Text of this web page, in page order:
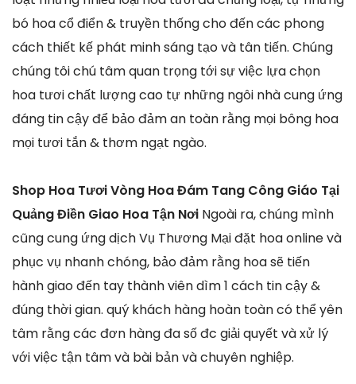
bó hoa cổ điển & truyền thống cho đến các phong
cách thiết kế phát minh sáng tạo và tân tiến. Chúng
chúng tôi chú tâm quan trọng tới sự việc lựa chọn
hoa tươi chất lượng cao tự những ngôi nhà cung ứng
đáng tin cậy để bảo đảm an toàn rằng mọi bông hoa
mọi tươi tắn & thơm ngạt ngào.
Shop Hoa Tươi Vòng Hoa Đám Tang Công Giáo Tại
Quảng Điền Giao Hoa Tận Nơi Ngoài ra, chúng mình
cũng cung ứng dịch Vụ Thương Mại đặt hoa online và
phục vụ nhanh chóng, bảo đảm rằng hoa sẽ tiến
hành giao đến tay thành viên dìm 1 cách tin cậy &
đúng thời gian. quý khách hàng hoàn toàn có thể yên
tâm rằng các đơn hàng đa số đc giải quyết và xử lý
với việc tận tâm và bài bản và chuyên nghiệp.